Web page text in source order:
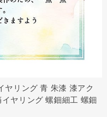
ヤリング 青 朱漆 漆アク
ヤリング 螺鈿細工 螺鈿